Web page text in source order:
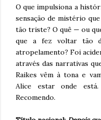
O que impulsiona a
sensação de mistério
tão triste? O quê — ou
que a fez voltar tão
atropelamento? Foi
através das narrativas
Raikes vêm à tona e
Alice estar onde
Recomendo.